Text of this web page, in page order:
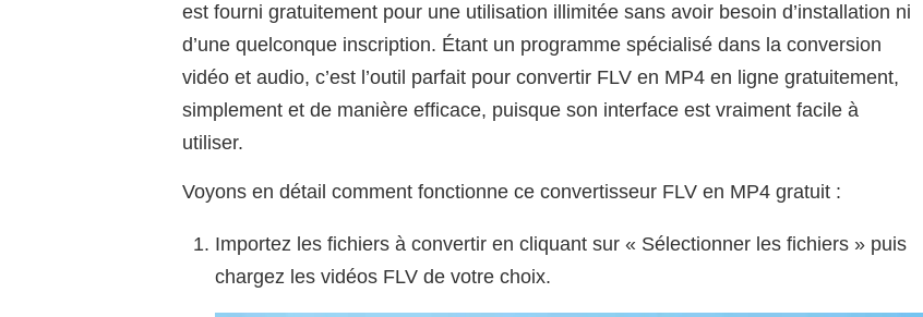
est fourni gratuitement pour une utilisation illimitée sans avoir besoin d’installation ni
d’une quelconque inscription. Étant un programme spécialisé dans la conversion
vidéo et audio, c’est l’outil parfait pour convertir FLV en MP4 en ligne gratuitement,
simplement et de manière efficace, puisque son interface est vraiment facile à
utiliser.
Voyons en détail comment fonctionne ce convertisseur FLV en MP4 gratuit :
Importez les fichiers à convertir en cliquant sur « Sélectionner les fichiers » puis
chargez les vidéos FLV de votre choix.